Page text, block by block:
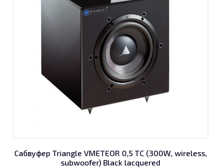
Сабвуфер Triangle VMETEOR 0,5 TC (300W, wireless,
subwoofer) Black lacquered